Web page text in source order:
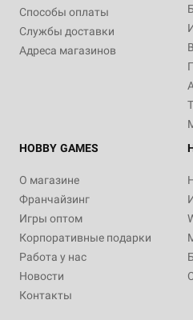
Способы оплаты
Службы доставки
Адреса магазинов
HOBBY GAMES
О магазине
Франчайзинг
Игры оптом
Корпоративные подарки
Работа у нас
Новости
Контакты